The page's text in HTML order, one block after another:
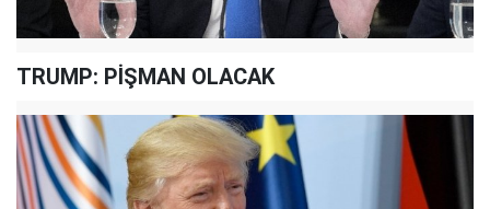
TRUMP: PİŞMAN OLACAK